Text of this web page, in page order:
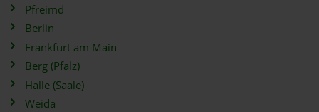
Pfreimd
Berlin
Frankfurt am Main
Berg (Pfalz)
Halle (Saale)
Weida